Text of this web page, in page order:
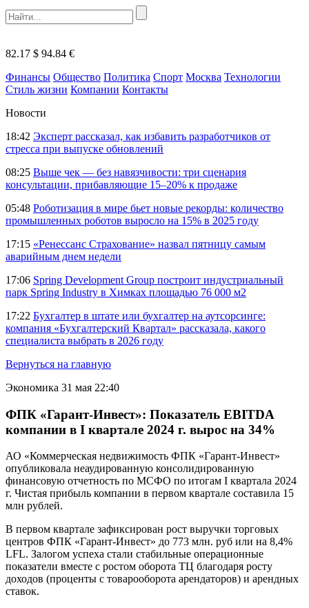
82.17 $ 94.84 €
Финансы Общество Политика Спорт Москва Технологии
Стиль жизни Компании Контакты
Новости
18:42 Эксперт рассказал, как избавить разработчиков от
стресса при выпуске обновлений
08:25 Выше чек — без навязчивости: три сценария
консультации, прибавляющие 15–20% к продаже
05:48 Роботизация в мире бьет новые рекорды: количество
промышленных роботов выросло на 15% в 2025 году
17:15 «Ренессанс Страхование» назвал пятницу самым
аварийным днем недели
17:06 Spring Development Group построит индустриальный
парк Spring Industry в Химках площадью 76 000 м2
17:22 Бухгалтер в штате или бухгалтер на аутсорсинге:
компания «Бухгалтерский Квартал» рассказала, какого
специалиста выбрать в 2026 году
Вернуться на главную
Экономика 31 мая 22:40
ФПК «Гарант-Инвест»: Показатель EBITDA
компании в I квартале 2024 г. вырос на 34%
АО «Коммерческая недвижимость ФПК «Гарант-Инвест»
опубликовала неаудированную консолидированную
финансовую отчетность по МСФО по итогам I квартала 2024
г. Чистая прибыль компании в первом квартале составила 15
млн рублей.
В первом квартале зафиксирован рост выручки торговых
центров ФПК «Гарант-Инвест» до 773 млн. руб или на 8,4%
LFL. Залогом успеха стали стабильные операционные
показатели вместе с ростом оборота ТЦ благодаря росту
доходов (проценты с товарооборота арендаторов) и арендных
ставок.